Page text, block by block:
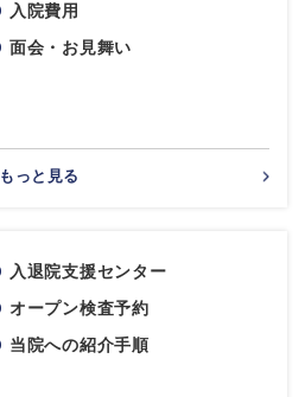
入院費用
面会・お見舞い
もっと見る
入退院支援センター
オープン検査予約
当院への紹介手順